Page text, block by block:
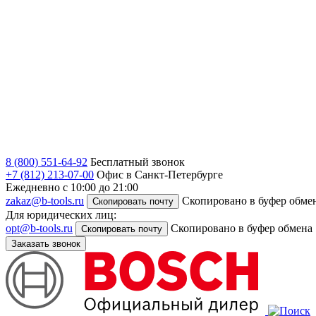
8 (800) 551-64-92 Бесплатный звонок
+7 (812) 213-07-00 Офис в Санкт-Петербурге
Ежедневно с 10:00 до 21:00
zakaz@b-tools.ru
Скопировать почту
Скопировано в буфер
Для юридических лиц:
opt@b-tools.ru
Скопировать почту Скопировано в буфер обмена
Заказать звонок